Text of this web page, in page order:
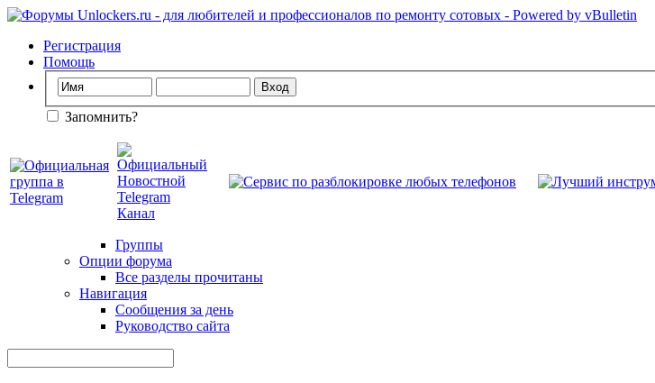
Регистрация
Помощь
Запомнить?
Группы
Опции форума
Все разделы прочитаны
Навигация
Сообщения за день
Руководство сайта